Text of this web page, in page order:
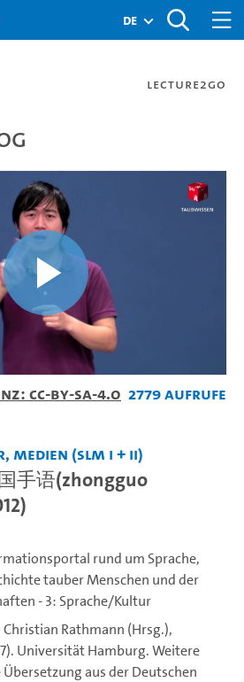
de
Lecture2Go
in 中国手语
Video
CC-BY-SA-4.0 2779 Aufrufe
(SLM I + II)
手语(zhongguo
rund um Sprache,
tauber Menschen und der
- 3: Sprache/Kultur
Rathmann (Hrsg.),
Universität Hamburg. Weitere
aus der Deutschen